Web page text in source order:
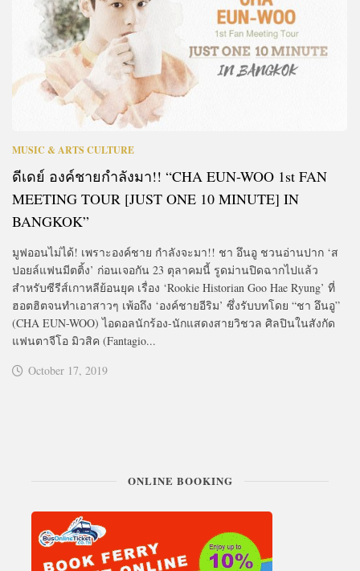
MUSIC & ARTS CULTURE
ดีเดย์ องค์ชายกำลังมา!! “CHA EUN-WOO 1st FAN
MEETING TOUR [JUST ONE 10 MINUTE] IN
BANGKOK”
มูฟออนไม่ได้! เพราะองค์ชาย กำลังจะมา!! ชา อึนอู ชวนอ่านปาก ‘ส
ปอยล์แฟนมีตติ้ง’ ก่อนเจอกัน 23 ตุลาคมนี้ รูดม่านปิดฉากไปแล้ว
สำหรับซีรีส์เกาหลีย้อนยุค เรื่อง ‘Rookie Historian Goo Hae Ryung’ ที่
ฮอตฮิตจนทำเอาสาวๆ เพ้อถึง ‘องค์ชายอีริม’ ซึ่งรับบทโดย “ชา อึนอู”
(CHA EUN-WOO) ไอดอลนักร้อง-นักแสดงสายวิชวล ศิลปินในสังกัด
แฟนตาจีโอ มิวสิค (Fantagio...
October 17, 2019
ONLINE BOOKING